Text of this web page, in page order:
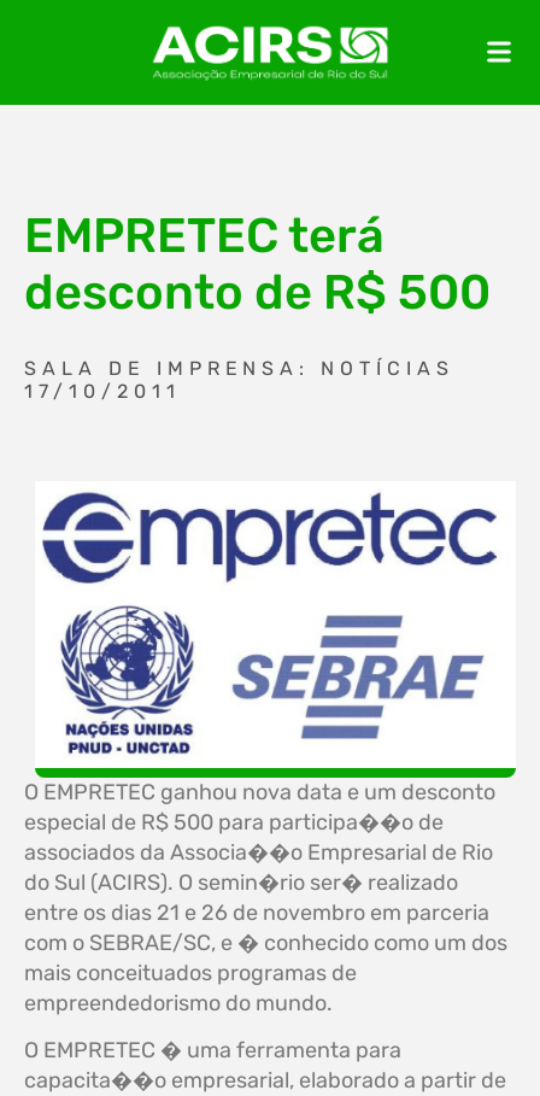
EMPRETEC terá
desconto de R$ 500
SALA DE IMPRENSA: NOTÍCIAS
17/10/2011
O EMPRETEC ganhou nova data e um desconto
especial de R$ 500 para participa��o de
associados da Associa��o Empresarial de Rio
do Sul (ACIRS). O semin�rio ser� realizado
entre os dias 21 e 26 de novembro em parceria
com o SEBRAE/SC, e � conhecido como um dos
mais conceituados programas de
empreendedorismo do mundo.
O EMPRETEC � uma ferramenta para
capacita��o empresarial, elaborado a partir de